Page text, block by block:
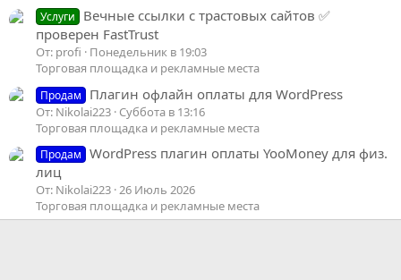
Услуги
Вечные ссылки с трастовых сайтов ✅
проверен FastTrust
От: profi
Понедельник в 19:03
Торговая площадка и рекламные места
Продам Плагин офлайн оплаты для WordPress
От: Nikolai223 Суббота в 13:16
Торговая площадка и рекламные места
Продам
WordPress плагин оплаты YooMoney для физ.
лиц
От: Nikolai223 26 Июль 2026
Торговая площадка и рекламные места